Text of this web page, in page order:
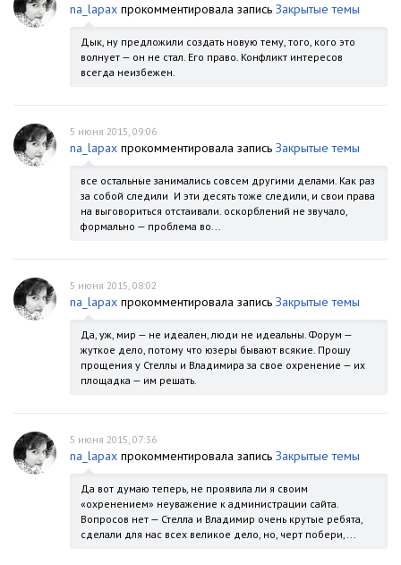
na_lapax прокомментировала запись Закрытые темы
Дык, ну предложили создать новую тему, того, кого это
волнует — он не стал. Его право. Конфликт интересов
всегда неизбежен.
5 июня 2015, 09:06
na_lapax прокомментировала запись Закрытые темы
все остальные занимались совсем другими делами. Как раз
за собой следили И эти десять тоже следили, и свои права
на выговориться отстаивали. оскорблений не звучало,
формально — проблема во...
5 июня 2015, 08:02
na_lapax прокомментировала запись Закрытые темы
Да, уж, мир — не идеален, люди не идеальны. Форум —
жуткое дело, потому что юзеры бывают всякие. Прошу
прощения у Стеллы и Владимира за свое охренение — их
площадка — им решать.
5 июня 2015, 07:36
na_lapax прокомментировала запись Закрытые темы
Да вот думаю теперь, не проявила ли я своим
«охренением» неуважение к администрации сайта.
Вопросов нет — Стелла и Владимир очень крутые ребята,
сделали для нас всех великое дело, но, черт побери,...